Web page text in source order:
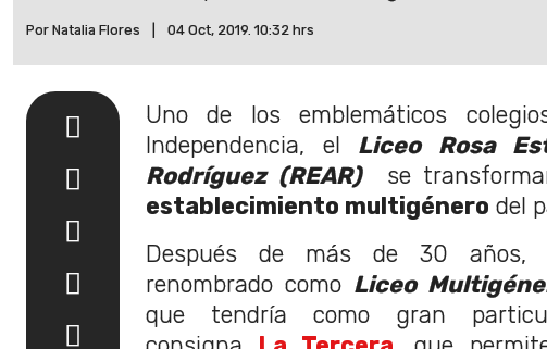
Por Natalia Flores 04 Oct, 2019. 10:32 hrs
Uno de los emblemáticos
Independencia, el Liceo Rosa
Rodríguez (REAR)se
establecimiento multigénero del
Después de más de 30 años,
renombrado como Liceo
que tendría como gran